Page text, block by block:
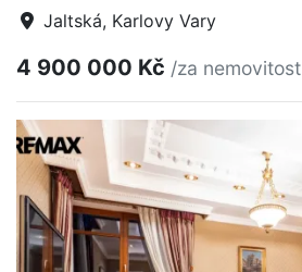
Jaltská, Karlovy Vary
4 900 000 Kč /za nemovitost